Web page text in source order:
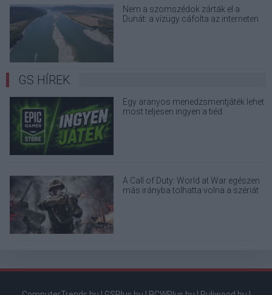
Nem a szomszédok zárták el a
Dunát: a vízügy cáfolta az interneten
GS HÍREK
Egy aranyos menedzsmentjáték lehet
most teljesen ingyen a tiéd
A Call of Duty: World at War egészen
más irányba tolhatta volna a szériát